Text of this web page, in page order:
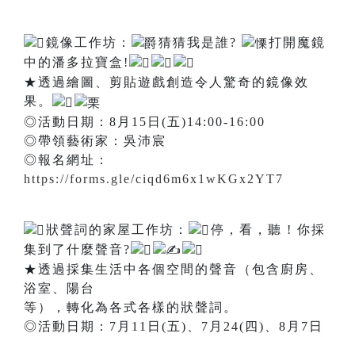
鏡像工作坊： 猜猜我是誰?
打開魔鏡
中的潘多拉寶盒!
★透過繪圖、剪貼遊戲創造令人驚奇的鏡像效
果。
◎活動日期：8月15日(五)14:00-16:00
◎帶領藝術家：吳沛宸
◎報名網址：
https://forms.gle/ciqd6m6x1wKGx2YT7
狀聲詞的家屋工作坊：
停，看，聽 ! 你採
集到了什麼聲音?
★透過採集生活中各個空間的聲音（包含廚房、
浴室、陽台
等），轉化為各式各樣的狀聲詞。
◎活動日期：7月11日(五)、7月24(四)、8月7日